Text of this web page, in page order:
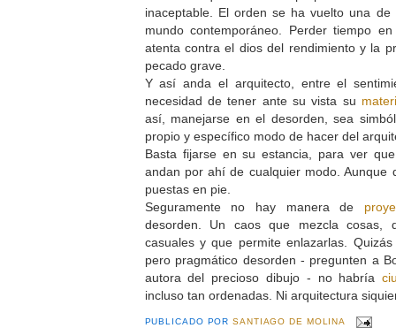
inaceptable. El orden se ha vuelto una
mundo contemporáneo. Perder tiempo
atenta contra el dios del rendimiento y la
pecado grave.
Y así anda el arquitecto, entre el
necesidad de tener ante su vista su
así, manejarse en el desorden, sea
propio y específico modo de hacer del
Basta fijarse en su estancia, para ver
andan por ahí de cualquier modo. Aunque
puestas en pie.
Seguramente no hay manera de
desorden. Un caos que mezcla cosas,
casuales y que permite enlazarlas.
pero pragmático desorden - pregunten a
autora del precioso dibujo - no habría
incluso tan ordenadas. Ni arquitectura
PUBLICADO PORSANTIAGO DE MOLINA